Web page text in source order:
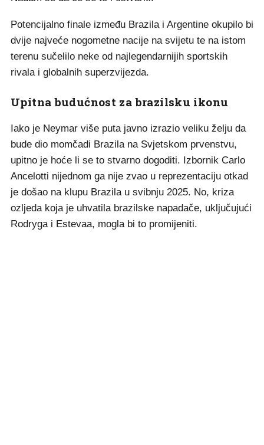
Potencijalno finale između Brazila i Argentine okupilo bi
dvije najveće nogometne nacije na svijetu te na istom
terenu sučelilo neke od najlegendarnijih sportskih
rivala i globalnih superzvijezda.
Upitna budućnost za brazilsku ikonu
Iako je Neymar više puta javno izrazio veliku želju da
bude dio momčadi Brazila na Svjetskom prvenstvu,
upitno je hoće li se to stvarno dogoditi. Izbornik Carlo
Ancelotti nijednom ga nije zvao u reprezentaciju otkad
je došao na klupu Brazila u svibnju 2025. No, kriza
ozljeda koja je uhvatila brazilske napadače, uključujući
Rodryga i Estevaa, mogla bi to promijeniti.